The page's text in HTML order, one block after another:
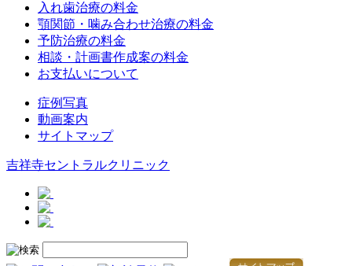
入れ歯治療の料金
顎関節・噛み合わせ治療の料金
予防治療の料金
相談・計画書作成案の料金
お支払いについて
症例写真
動画案内
サイトマップ
吉祥寺セントラルクリニック